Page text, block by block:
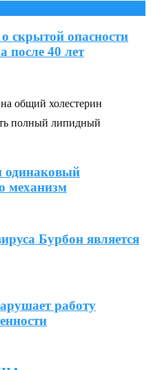
скрытой опасности
после 40 лет
общий холестерин
полный липидный
механизм
Бурбон является
работу